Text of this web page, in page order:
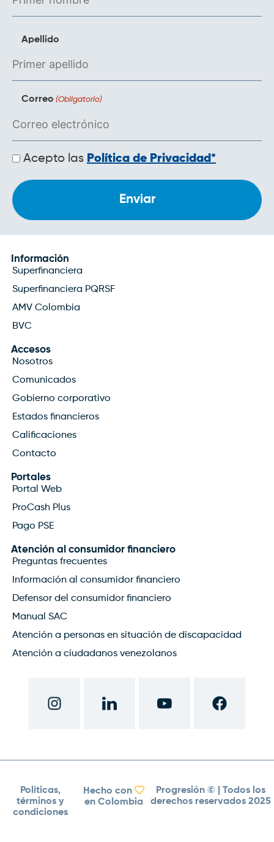
Apellido
Correo (Obligatorio)
Políticas
de
Acepto las Política de Privacidad*
Información
Superfinanciera
Superfinanciera PQRSF
AMV Colombia
BVC
Accesos
Nosotros
Comunicados
Gobierno corporativo
Estados financieros
Calificaciones
Contacto
Portales
Portal Web
ProCash Plus
Pago PSE
Atención al consumidor financiero
Preguntas frecuentes
Información al consumidor financiero
Defensor del consumidor financiero
Manual SAC
Atención a personas en situación de discapacidad
Atención a ciudadanos venezolanos
Políticas,
términos y
condiciones
Hecho con
en Colombia
Progresión ©
| Todos los
derechos reservados 2025